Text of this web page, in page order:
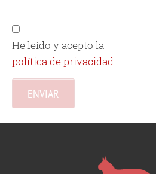
He leído y acepto la
política de privacidad